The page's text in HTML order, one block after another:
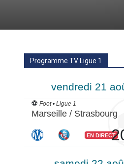
Programme TV Ligue 1